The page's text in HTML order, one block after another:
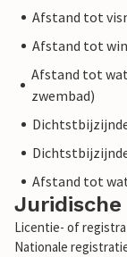
Afstand tot
Afstand tot
Afstand tot
zwembad)
Afstand tot
Licentie- of
Nationale